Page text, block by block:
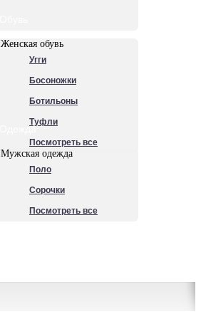
Женская обувь
Угги
Босоножки
Ботильоны
Туфли
Посмотреть все
Одежда
Мужская одежда
Поло
Сорочки
Посмотреть все